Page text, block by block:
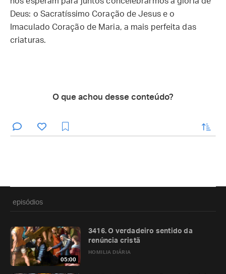
Deus: o Sacratíssimo Coração de Jesus e o
Imaculado Coração de Maria, a mais perfeita das
criaturas.
O que achou desse conteúdo?
enviar
episódios
05:00
HOMILIA DIÁRIA
3416. O verdadeiro sentido da
renúncia cristã